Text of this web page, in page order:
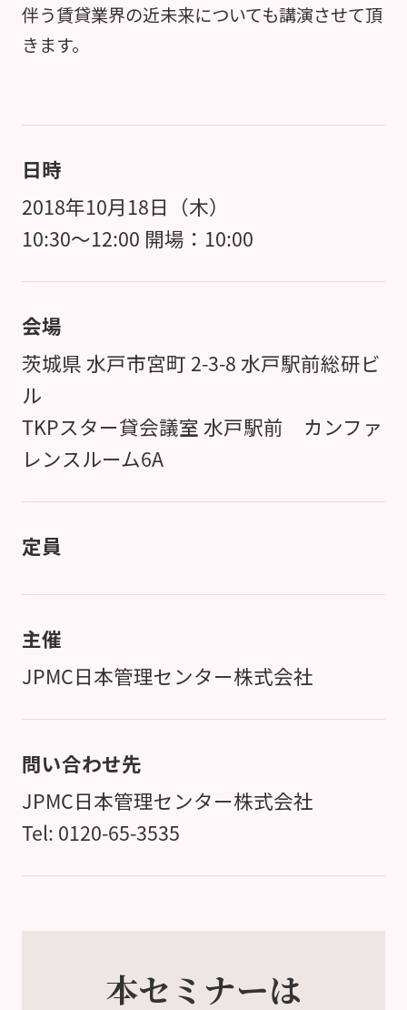
伴う賃貸業界の近未来についても講演させて頂
きます。
日時
2018年10月18日（木）
10:30～12:00 開場：10:00
会場
茨城県 水戸市宮町 2-3-8 水戸駅前総研ビ
ル
TKPスター貸会議室 水戸駅前 カンファ
レンスルーム6A
定員
主催
JPMC日本管理センター株式会社
問い合わせ先
JPMC日本管理センター株式会社
Tel: 0120-65-3535
本セミナーは